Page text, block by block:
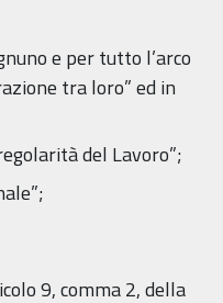
e per tutto l’arco
tra loro” ed in
del Lavoro”;
9, comma 2, della